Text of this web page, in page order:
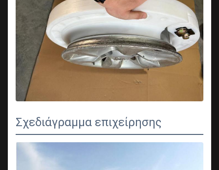
Σχεδιάγραμμα επιχείρησης